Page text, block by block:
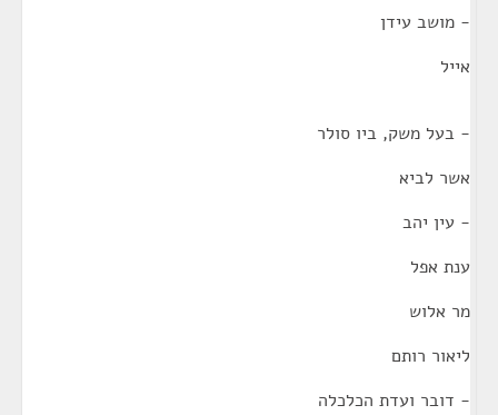
- מושב עידן
אייל
- בעל משק, ביו סולר
אשר לביא
- עין יהב
ענת אפל
מר אלוש
ליאור רותם
- דובר ועדת הכלכלה